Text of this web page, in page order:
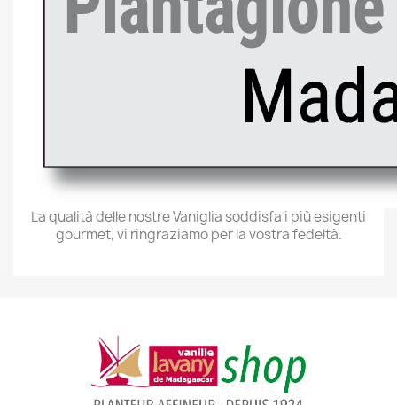
La qualità delle nostre Vaniglia soddisfa i più esigenti
gourmet, vi ringraziamo per la vostra fedeltà.